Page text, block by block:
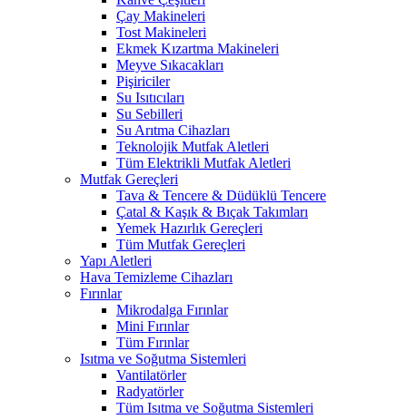
Çay Makineleri
Tost Makineleri
Ekmek Kızartma Makineleri
Meyve Sıkacakları
Pişiriciler
Su Isıtıcıları
Su Sebilleri
Su Arıtma Cihazları
Teknolojik Mutfak Aletleri
Tüm Elektrikli Mutfak Aletleri
Mutfak Gereçleri
Tava & Tencere & Düdüklü Tencere
Çatal & Kaşık & Bıçak Takımları
Yemek Hazırlık Gereçleri
Tüm Mutfak Gereçleri
Yapı Aletleri
Hava Temizleme Cihazları
Fırınlar
Mikrodalga Fırınlar
Mini Fırınlar
Tüm Fırınlar
Isıtma ve Soğutma Sistemleri
Vantilatörler
Radyatörler
Tüm Isıtma ve Soğutma Sistemleri